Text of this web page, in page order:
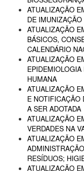
ATUALIZAÇÃO
DE
ATUALIZAÇÃO
BÁSICOS,
CALENDÁRIO
ATUALIZAÇÃO
HUMANA
ATUALIZAÇÃO
E NOTIFICAÇÃO
A SER ADOTADA
ATUALIZAÇÃO
VERDADES NA
ATUALIZAÇÃO
RESÍDUOS;
ATUALIZAÇÃO